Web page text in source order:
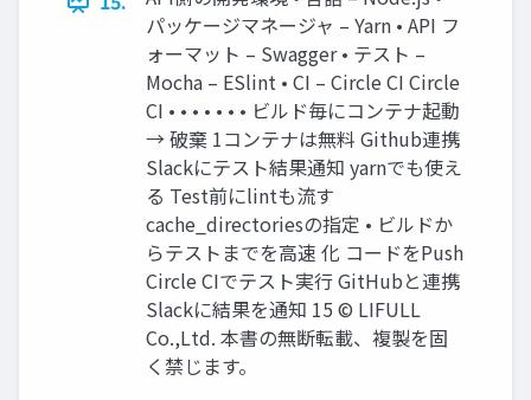
パッケージマネージャ – Yarn • API フ
ォーマット – Swagger • テスト –
Mocha – ESlint • CI – Circle CI Circle
CI • • • • • • • ビルド毎にコンテナ起動
→ 破棄 1コンテナは無料 Github連携
Slackにテスト結果通知 yarnでも使え
る Test前にlintも流す
cache_directoriesの指定 • ビルドか
らテストまでを高速 化 コードをPush
Circle CIでテスト実行 GitHubと連携
Slackに結果を通知 15 © LIFULL
Co.,Ltd. 本書の無断転載、複製を固
く禁じます。